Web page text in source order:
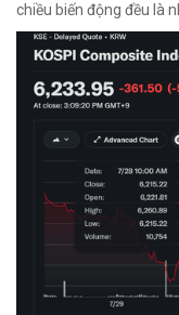
chiều biến động đều là